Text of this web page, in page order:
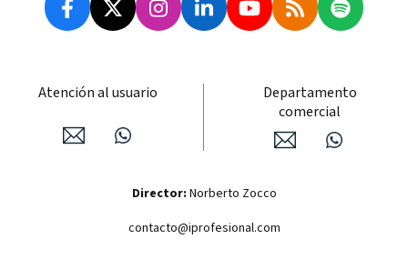
Atención al usuario
Departamento
comercial
Director: Norberto Zocco
contacto@iprofesional.com